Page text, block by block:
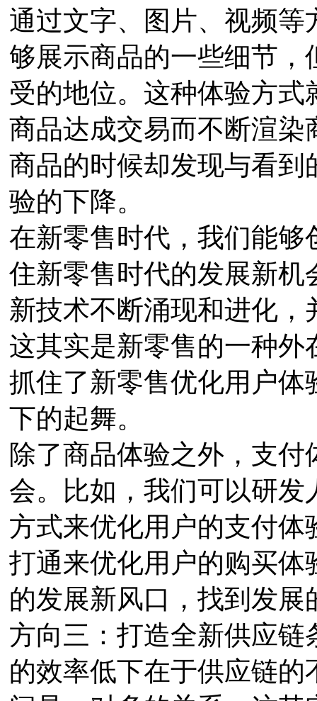
通过文字、图片、视频
够展示商品的一些细节
受的地位。这种体验方
商品达成交易而不断渲
商品的时候却发现与看
验的下降。
在新零售时代，我们能
住新零售时代的发展新
新技术不断涌现和进化
这其实是新零售的一种
抓住了新零售优化用户
下的起舞。
除了商品体验之外，支
会。比如，我们可以研
方式来优化用户的支付
打通来优化用户的购买
的发展新风口，找到发展
方向三：打造全新供应
的效率低下在于供应链